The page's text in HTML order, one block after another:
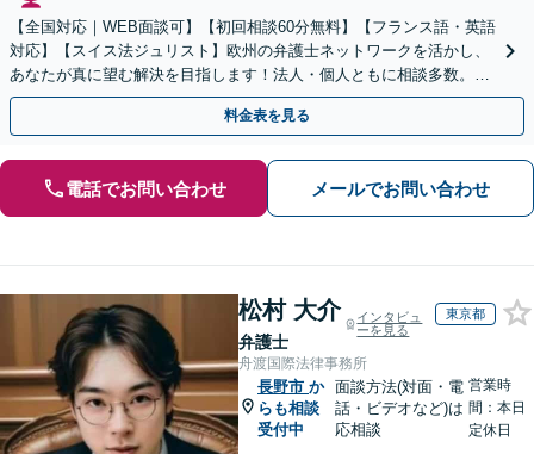
【全国対応｜WEB面談可】【初回相談60分無料】【フランス語・英語
対応】【スイス法ジュリスト】欧州の弁護士ネットワークを活かし、
あなたが真に望む解決を目指します！法人・個人ともに相談多数。細
やかな連絡と粘り強い交渉を徹底【休日・夜間相談可】
料金表を見る
電話でお問い合わせ メールでお問い合わせ
松村 大介
弁護士
インタビュ
ーを見る
東京都
舟渡国際法律事務所
長野市 か
らも相談
受付中
面談方法(対面・電
話・ビデオなど)は
応相談
営業時
間：本日
定休日